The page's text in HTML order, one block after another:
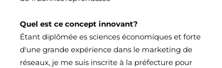
Quel est ce concept innovant?
Étant diplômée es sciences économiques et forte
d'une grande expérience dans le marketing de
réseaux, je me suis inscrite à la préfecture pour